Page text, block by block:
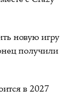
новую игру
получили
в 2027